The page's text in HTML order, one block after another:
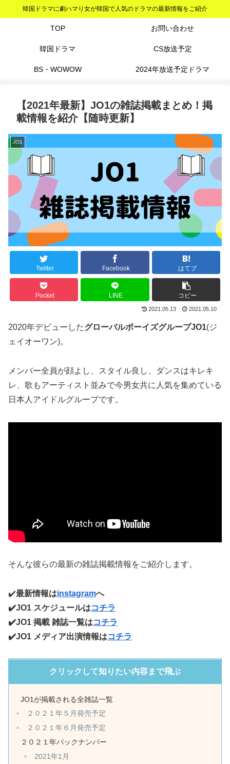
韓国ドラマに劇ハマり女が韓国で人気のドラマの最新情報をご紹介
TOP お問い合わせ
韓国ドラマ CS放送予定
BS・WOWOW 2024年放送予定ドラマ
【2021年最新】JO1の雑誌掲載まとめ！掲
載情報を紹介【随時更新】
JO1
Twitter Facebook はてブ
Pocket LINE コピー
2021.05.13 2021.05.10
2020年デビューしたグローバルボーイズグループJO1(ジ
ェイオーワン)。
メンバー全員が顔よし、スタイル良し、ダンスはキレキ
レ、歌もアーティスト並みで今男女共に人気を集めている
日本人アイドルグループです。
そんな彼らの最新の雑誌掲載情報をご紹介します。
✔️最新情報はinstagramへ
✔️JO1 スケジュールはコチラ
✔️JO1 掲載 雑誌一覧はコチラ
✔️JO1 メディア出演情報はコチラ
クリックして知りたい内容まで飛ぶ
JO1が掲載される全雑誌一覧
２０２１年５月発売予定
２０２１年６月発売予定
２０２１年バックナンバー
2021年1月